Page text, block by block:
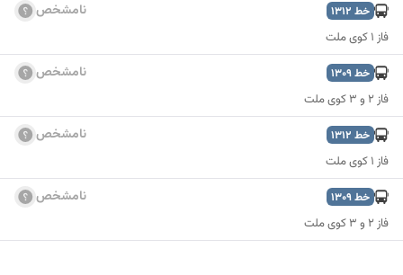
خط 1312 نامشخص
فاز 1 کوی ملت
خط1309 نامشخص
فاز ۲ و ۳ کوی ملت
خط 1312 نامشخص
فاز 1 کوی ملت
خط1309 نامشخص
فاز ۲ و ۳ کوی ملت